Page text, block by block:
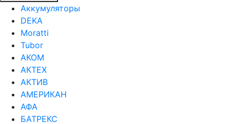
Аккумуляторы
DEKA
Moratti
Tubor
АКОМ
АКТЕХ
АКТИВ
АМЕРИКАН
АФА
БАТРЕКС